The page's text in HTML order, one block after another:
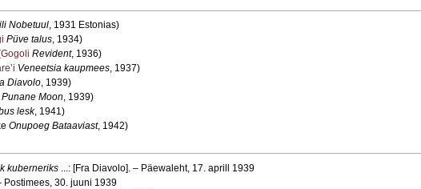
Nobetuul, 1931 Estonias)
Püve talus, 1934)
Gogoli Revident, 1936)
Veneetsia kaupmees, 1937)
Diavolo, 1939)
Punane Moon, 1939)
lesk, 1941)
Onupoeg Bataaviast, 1942)
kuberneriks ...: [Fra Diavolo]. – Päewaleht, 17. aprill 1939
Postimees, 30. juuni 1939